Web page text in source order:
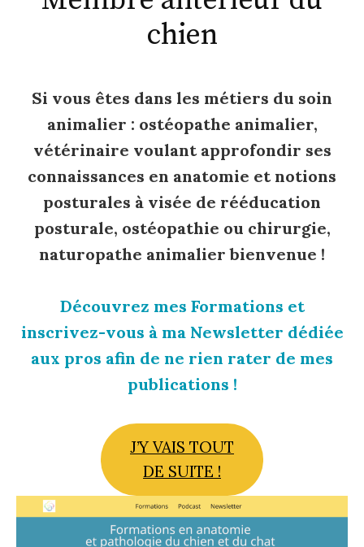
chien
Si vous êtes dans les métiers du soin
animalier : ostéopathe animalier,
vétérinaire voulant approfondir ses
connaissances en anatomie et notions
posturales à visée de rééducation
posturale, ostéopathie ou chirurgie,
naturopathe animalier bienvenue !
Découvrez mes Formations et
inscrivez-vous à ma Newsletter dédiée
aux pros afin de ne rien rater de mes
publications !
J’Y VAIS TOUT
DE SUITE !